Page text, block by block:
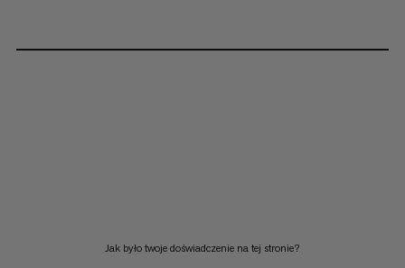
Jak było twoje doświadczenie na tej stronie?